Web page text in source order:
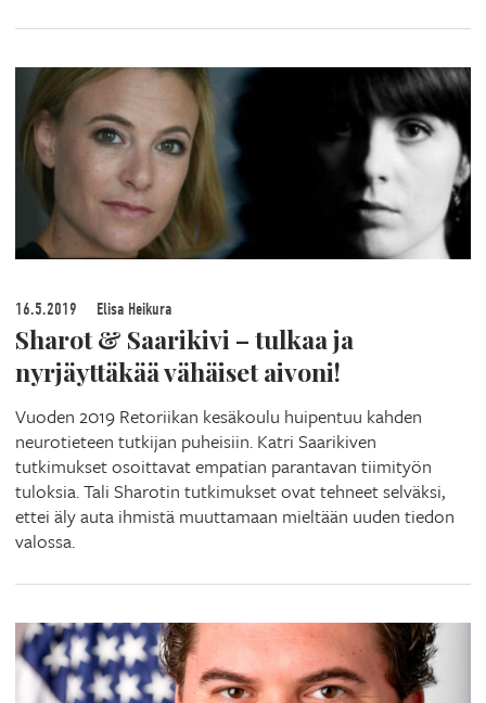
16.5.2019 Elisa Heikura
Sharot & Saarikivi – tulkaa ja
nyrjäyttäkää vähäiset aivoni!
Vuoden 2019 Retoriikan kesäkoulu huipentuu kahden
neurotieteen tutkijan puheisiin. Katri Saarikiven
tutkimukset osoittavat empatian parantavan tiimityön
tuloksia. Tali Sharotin tutkimukset ovat tehneet selväksi,
ettei äly auta ihmistä muuttamaan mieltään uuden tiedon
valossa.